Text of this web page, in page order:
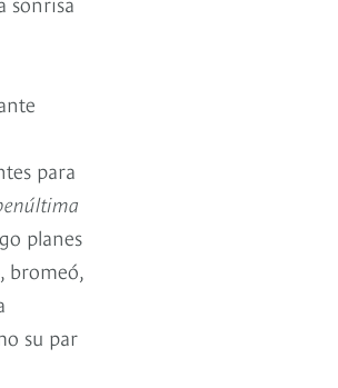
para
planes
bromeó,
su par